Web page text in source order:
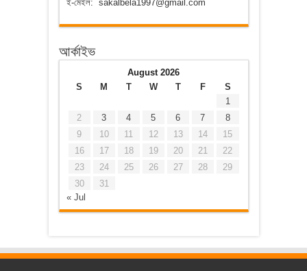
ই-মেইল: sakalbela1997@gmail.com
আর্কাইভ
August 2026
S
M T W T F
S
1
2
3 4 5 6 7
8
9
10 11 12 13 14
15
16
17 18 19 20 21
22
23
24 25 26 27 28
29
30
31
« Jul